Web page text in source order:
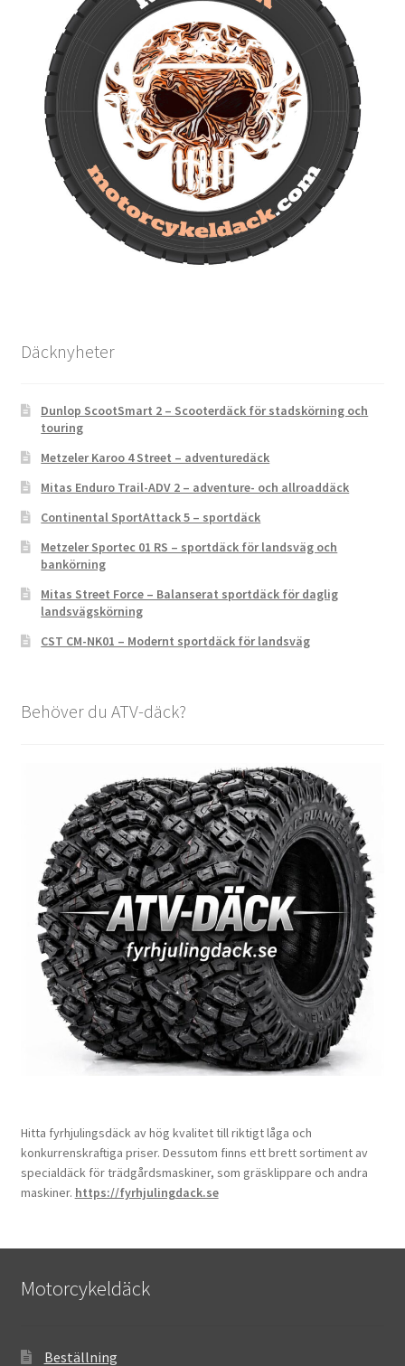
Däcknyheter
Dunlop ScootSmart 2 – Scooterdäck för stadskörning och
touring
Metzeler Karoo 4 Street – adventuredäck
Mitas Enduro Trail-ADV 2 – adventure- och allroaddäck
Continental SportAttack 5 – sportdäck
Metzeler Sportec 01 RS – sportdäck för landsväg och
bankörning
Mitas Street Force – Balanserat sportdäck för daglig
landsvägskörning
CST CM-NK01 – Modernt sportdäck för landsväg
Behöver du ATV-däck?
Hitta fyrhjulingsdäck av hög kvalitet till riktigt låga och
konkurrenskraftiga priser. Dessutom finns ett brett sortiment av
specialdäck för trädgårdsmaskiner, som gräsklippare och andra
maskiner. https://fyrhjulingdack.se
Motorcykeldäck
Beställning